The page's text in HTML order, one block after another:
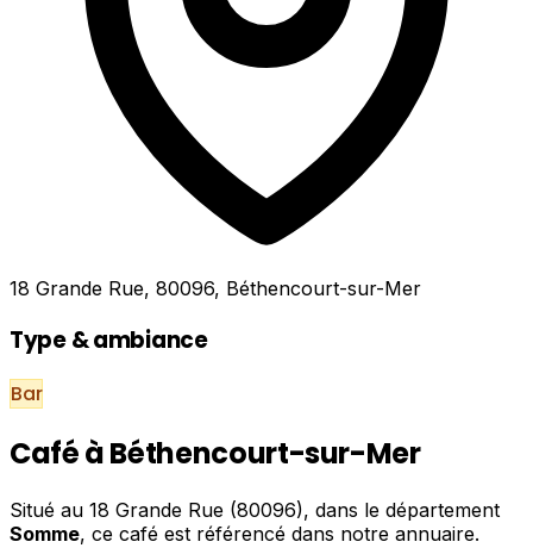
18 Grande Rue, 80096, Béthencourt-sur-Mer
Type & ambiance
Bar
Café à Béthencourt-sur-Mer
Situé au 18 Grande Rue (80096), dans le département
Somme, ce café est référencé dans notre annuaire.